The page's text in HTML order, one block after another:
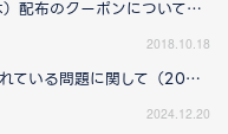
【改善】10月18日（木）配布のクーポンについてのお知らせ（10/18 19:30更新）
2018.10.18
【解決済】現在確認されている問題に関して（2025/1/23 13:00更新）
2024.12.20